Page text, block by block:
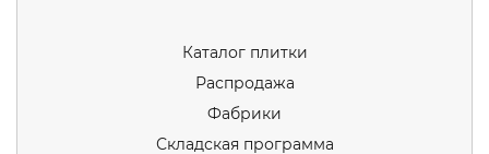
Каталог плитки
Распродажа
Фабрики
Складская программа